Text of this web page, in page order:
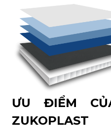
ƯU ĐIỂM
ZUKOPLAST